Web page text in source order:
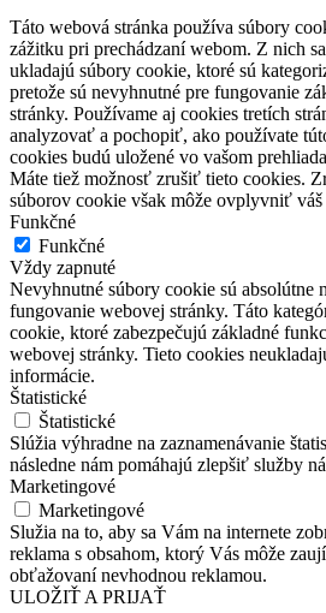
Táto webová stránka používa súbory
zážitku pri prechádzaní webom. Z nich
ukladajú súbory cookie, ktoré sú
pretože sú nevyhnutné pre fungovanie
stránky. Používame aj cookies tretích
analyzovať a pochopiť, ako používate
cookies budú uložené vo vašom
Máte tiež možnosť zrušiť tieto cookies.
súborov cookie však môže ovplyvniť
Funkčné
Funkčné
Vždy zapnuté
Nevyhnutné súbory cookie sú absolútne
fungovanie webovej stránky. Táto
cookie, ktoré zabezpečujú základné
webovej stránky. Tieto cookies
informácie.
Štatistické
Štatistické
Slúžia výhradne na zaznamenávanie
následne nám pomáhajú zlepšiť služby
Marketingové
Marketingové
Služia na to, aby sa Vám na internete
reklama s obsahom, ktorý Vás môže
obťažovaní nevhodnou reklamou.
ULOŽIŤ A PRIJAŤ